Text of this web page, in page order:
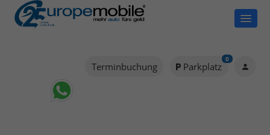
Terminbuchung Parkplatz
0